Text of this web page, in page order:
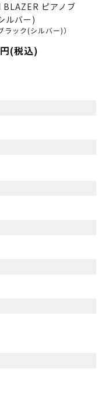
BLAZER ピアノブ
ルバー)
ラック(シルバー)）
(税込)